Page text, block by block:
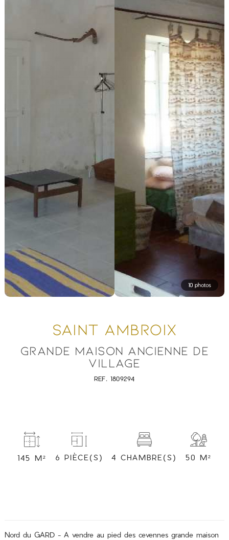
10 photos
SAINT AMBROIX
GRANDE MAISON ANCIENNE DE
VILLAGE
REF. 1809294
145 M² 6 PIÈCE(S) 4 CHAMBRE(S) 50 M²
Nord du GARD - A vendre au pied des cevennes grande maison